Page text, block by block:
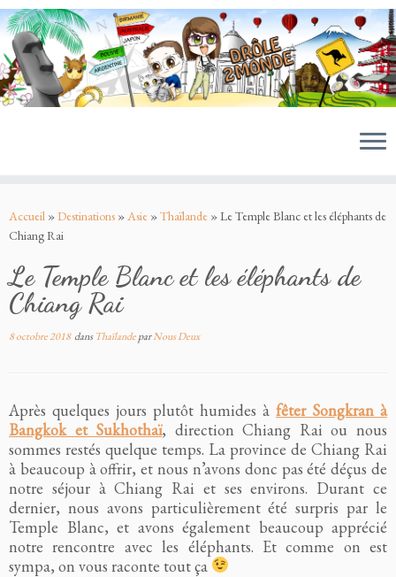
contenu
Accueil »Destinations »Asie »Thaïlande »Le Temple Blanc et les éléphants de
Chiang Rai
Le Temple Blanc et les éléphants de
Chiang Rai
8 octobre 2018dansThaïlandeparNous Deux
Après quelques jours plutôt humides à fêter Songkran à
Bangkok et Sukhothaï, direction Chiang Rai ou nous
sommes restés quelque temps. La province de Chiang Rai
à beaucoup à offrir, et nous n’avons donc pas été déçus de
notre séjour à Chiang Rai et ses environs. Durant ce
dernier, nous avons particulièrement été surpris par le
Temple Blanc, et avons également beaucoup apprécié
notre rencontre avec les éléphants. Et comme on est
sympa, on vous raconte tout ça